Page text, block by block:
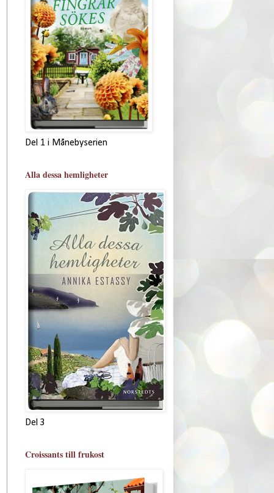
Del 1 i Månebyserien
Alla dessa hemligheter
Del 3
Croissants till frukost